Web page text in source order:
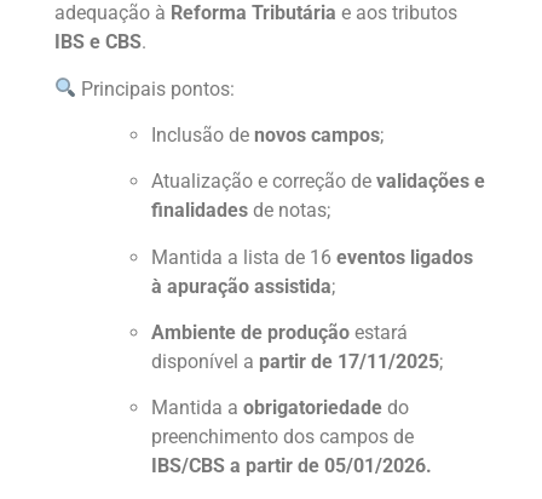
adequação à Reforma Tributária e aos tributos
IBS e CBS.
Principais pontos:
Inclusão de novos campos;
Atualização e correção de validações e
finalidades de notas;
Mantida a lista de 16 eventos ligados
à apuração assistida;
Ambiente de produção estará
disponível a partir de 17/11/2025;
Mantida a obrigatoriedade do
preenchimento dos campos de
IBS/CBS a partir de 05/01/2026.